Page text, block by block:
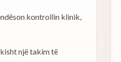
kontrollin klinik,
një takim të